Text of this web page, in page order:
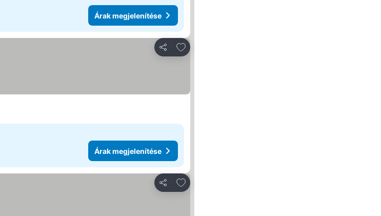
Árak megjelenítése
Megosztás
Hozzáadás a kedvencekhez
Árak megjelenítése
Megosztás
Hozzáadás a kedvencekhez